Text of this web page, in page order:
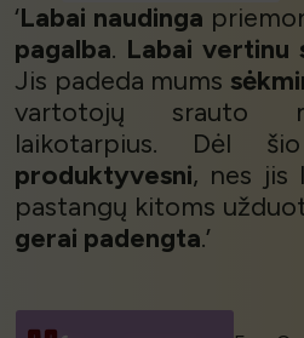
‘Labai naudinga
pagalba. Labai vertinu
Jis padeda mums
vartotojų srauto
laikotarpius. Dėl
produktyvesni, nes jis
pastangų kitoms
gerai padengta.’